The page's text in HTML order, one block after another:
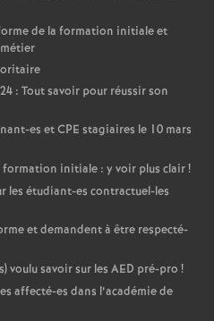
de la formation initiale et
: Tout savoir pour réussir son
es etCPE stagiaires le 10 mars
formation initiale : y voir plus clair!
les étudiant-es contractuel-les
et demandent à être respecté-
voulu savoir sur les AED pré-pro !
affecté-es dans l’académie de